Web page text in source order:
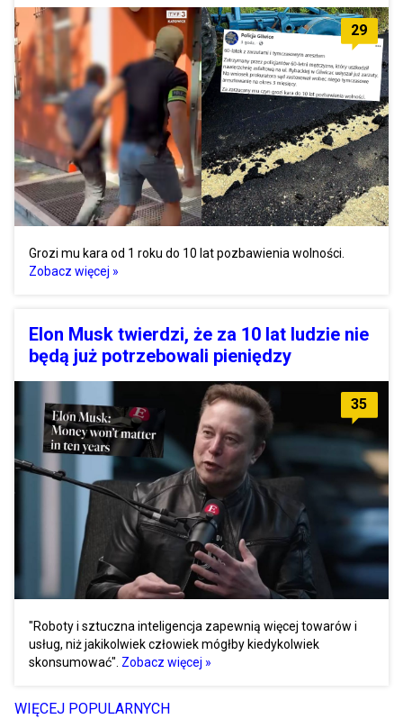
29
Grozi mu kara od 1 roku do 10 lat pozbawienia wolności.
Zobacz więcej »
Elon Musk twierdzi, że za 10 lat ludzie nie
będą już potrzebowali pieniędzy
35
"Roboty i sztuczna inteligencja zapewnią więcej towarów i
usług, niż jakikolwiek człowiek mógłby kiedykolwiek
skonsumować". Zobacz więcej »
WIĘCEJ POPULARNYCH